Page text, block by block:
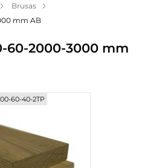
Brusas
mm AB
60-2000-3000 mm
60-40-2TP